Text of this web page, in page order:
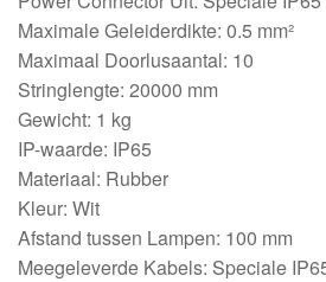
Maximale Geleiderdikte: 0.5 mm²
Maximaal Doorlusaantal: 10
Stringlengte: 20000 mm
Gewicht: 1 kg
IP-waarde: IP65
Materiaal: Rubber
Kleur: Wit
Afstand tussen Lampen: 100 mm
Meegeleverde Kabels: Speciale